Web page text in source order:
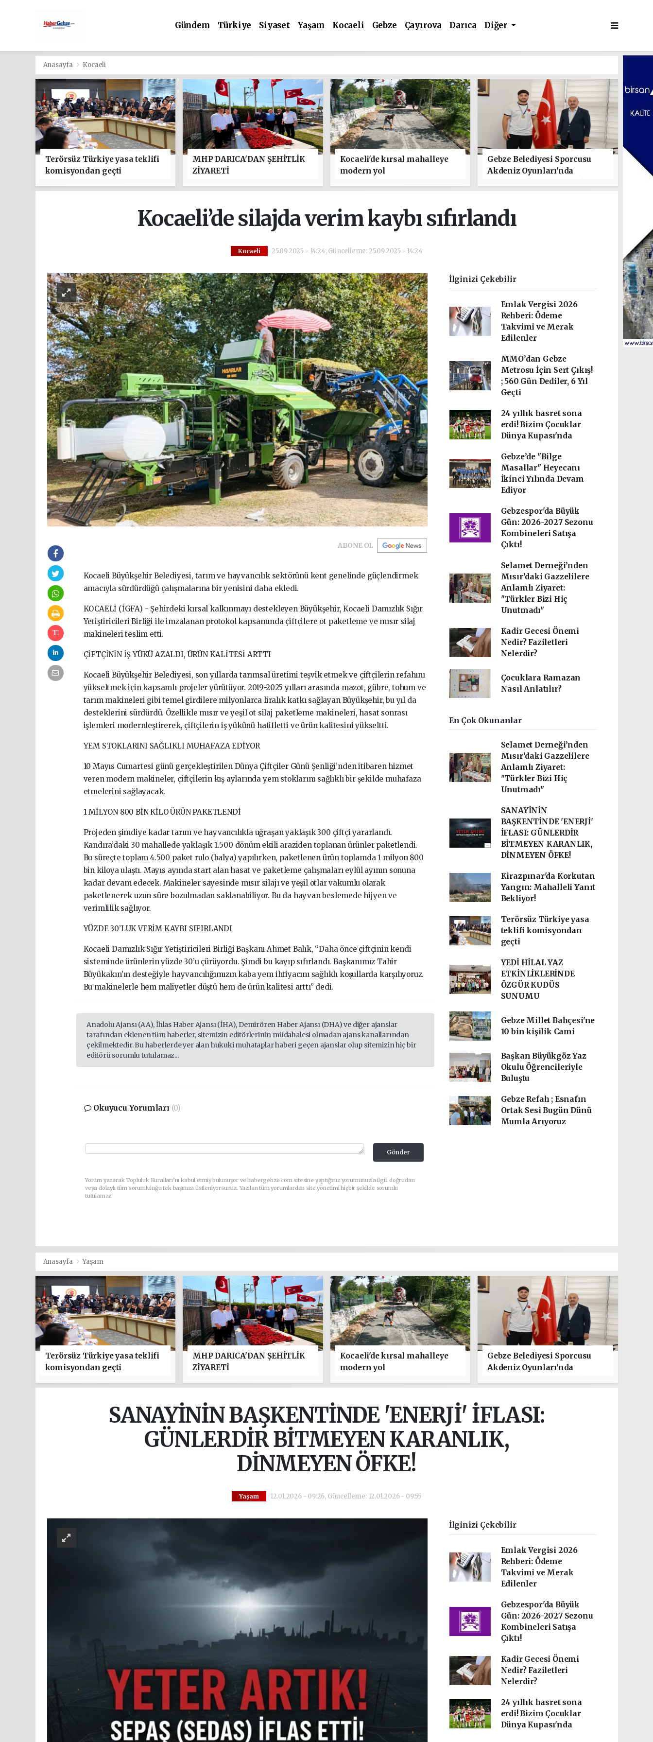
Gündem Türkiye Siyaset Yaşam Kocaeli Gebze Çayırova Darıca Diğer
Anasayfa Kocaeli
Terörsüz Türkiye yasa teklifi
komisyondan geçti
MHP DARICA'DAN ŞEHİTLİK
ZİYARETİ
Kocaeli'de kırsal mahalleye
modern yol
Gebze Belediyesi Sporcusu
Akdeniz Oyunları'nda
Kocaeli’de silajda verim kaybı sıfırlandı
Kocaeli 25.09.2025 - 14:24, Güncelleme: 25.09.2025 - 14:24
ABONE OL
Kocaeli Büyükşehir Belediyesi, tarım ve hayvancılık sektörünü kent genelinde güçlendirmek
amacıyla sürdürdüğü çalışmalarına bir yenisini daha ekledi.
KOCAELİ (İGFA) - Şehirdeki kırsal kalkınmayı destekleyen Büyükşehir, Kocaeli Damızlık Sığır
Yetiştiricileri Birliği ile imzalanan protokol kapsamında çiftçilere ot paketleme ve mısır silaj
makineleri teslim etti.
ÇİFTÇİNİN İŞ YÜKÜ AZALDI, ÜRÜN KALİTESİ ARTTI
Kocaeli Büyükşehir Belediyesi, son yıllarda tarımsal üretimi teşvik etmek ve çiftçilerin refahını
yükseltmek için kapsamlı projeler yürütüyor. 2019-2025 yılları arasında mazot, gübre, tohum ve
tarım makineleri gibi temel girdilere milyonlarca liralık katkı sağlayan Büyükşehir, bu yıl da
desteklerini sürdürdü. Özellikle mısır ve yeşil ot silaj paketleme makineleri, hasat sonrası
işlemleri modernleştirerek, çiftçilerin iş yükünü hafifletti ve ürün kalitesini yükseltti.
YEM STOKLARINI SAĞLIKLI MUHAFAZA EDİYOR
10 Mayıs Cumartesi günü gerçekleştirilen Dünya Çiftçiler Günü Şenliği’nden itibaren hizmet
veren modern makineler, çiftçilerin kış aylarında yem stoklarını sağlıklı bir şekilde muhafaza
etmelerini sağlayacak.
1 MİLYON 800 BİN KİLO ÜRÜN PAKETLENDİ
Projeden şimdiye kadar tarım ve hayvancılıkla uğraşan yaklaşık 300 çiftçi yararlandı.
Kandıra’daki 30 mahallede yaklaşık 1.500 dönüm ekili araziden toplanan ürünler paketlendi.
Bu süreçte toplam 4.500 paket rulo (balya) yapılırken, paketlenen ürün toplamda 1 milyon 800
bin kiloya ulaştı. Mayıs ayında start alan hasat ve paketleme çalışmaları eylül ayının sonuna
kadar devam edecek. Makineler sayesinde mısır silajı ve yeşil otlar vakumlu olarak
paketlenerek uzun süre bozulmadan saklanabiliyor. Bu da hayvan beslemede hijyen ve
verimlilik sağlıyor.
YÜZDE 30’LUK VERİM KAYBI SIFIRLANDI
Kocaeli Damızlık Sığır Yetiştiricileri Birliği Başkanı Ahmet Balık, “Daha önce çiftçinin kendi
sisteminde ürünlerin yüzde 30’u çürüyordu. Şimdi bu kayıp sıfırlandı. Başkanımız Tahir
Büyükakın’ın desteğiyle hayvancılığımızın kaba yem ihtiyacını sağlıklı koşullarda karşılıyoruz.
Bu makinelerle hem maliyetler düştü hem de ürün kalitesi arttı” dedi.
Anadolu Ajansı (AA), İhlas Haber Ajansı (İHA), Demirören Haber Ajansı (DHA) ve diğer ajanslar
tarafından eklenen tüm haberler, sitemizin editörlerinin müdahalesi olmadan ajans kanallarından
çekilmektedir. Bu haberlerde yer alan hukuki muhataplar haberi geçen ajanslar olup sitemizin hiç bir
editörü sorumlu tutulamaz...
Okuyucu Yorumları (0)
Gönder
Yorum yazarak Topluluk Kuralları’nı kabul etmiş bulunuyor ve habergebze.com sitesine yaptığınız yorumunuzla ilgili doğrudan
veya dolaylı tüm sorumluluğu tek başınıza üstleniyorsunuz. Yazılan tüm yorumlardan site yönetimi hiçbir şekilde sorumlu
tutulamaz.
İlginizi Çekebilir
Emlak Vergisi 2026
Rehberi: Ödeme
Takvimi ve Merak
Edilenler
MMO’dan Gebze
Metrosu İçin Sert Çıkış!
; 560 Gün Dediler, 6 Yıl
Geçti
24 yıllık hasret sona
erdi! Bizim Çocuklar
Dünya Kupası'nda
Gebze’de "Bilge
Masallar" Heyecanı
İkinci Yılında Devam
Ediyor
Gebzespor'da Büyük
Gün: 2026-2027 Sezonu
Kombineleri Satışa
Çıktı!
Selamet Derneği’nden
Mısır’daki Gazzelilere
Anlamlı Ziyaret:
"Türkler Bizi Hiç
Unutmadı"
Kadir Gecesi Önemi
Nedir? Faziletleri
Nelerdir?
Çocuklara Ramazan
Nasıl Anlatılır?
En Çok Okunanlar
Selamet Derneği’nden
Mısır’daki Gazzelilere
Anlamlı Ziyaret:
"Türkler Bizi Hiç
Unutmadı"
SANAYİNİN
BAŞKENTİNDE 'ENERJİ'
İFLASI: GÜNLERDİR
BİTMEYEN KARANLIK,
DİNMEYEN ÖFKE!
Kirazpınar'da Korkutan
Yangın: Mahalleli Yanıt
Bekliyor!
Terörsüz Türkiye yasa
teklifi komisyondan
geçti
YEDİ HİLAL YAZ
ETKİNLİKLERİNDE
ÖZGÜR KUDÜS
SUNUMU
Gebze Millet Bahçesi'ne
10 bin kişilik Cami
Başkan Büyükgöz Yaz
Okulu Öğrencileriyle
Buluştu
Gebze Refah ; Esnafın
Ortak Sesi Bugün Dünü
Mumla Arıyoruz
Anasayfa Yaşam
Terörsüz Türkiye yasa teklifi
komisyondan geçti
MHP DARICA'DAN ŞEHİTLİK
ZİYARETİ
Kocaeli'de kırsal mahalleye
modern yol
Gebze Belediyesi Sporcusu
Akdeniz Oyunları'nda
SANAYİNİN BAŞKENTİNDE 'ENERJİ' İFLASI:
GÜNLERDİR BİTMEYEN KARANLIK,
DİNMEYEN ÖFKE!
Yaşam 12.01.2026 - 09:26, Güncelleme: 12.01.2026 - 09:55
İlginizi Çekebilir
Emlak Vergisi 2026
Rehberi: Ödeme
Takvimi ve Merak
Edilenler
Gebzespor'da Büyük
Gün: 2026-2027 Sezonu
Kombineleri Satışa
Çıktı!
Kadir Gecesi Önemi
Nedir? Faziletleri
Nelerdir?
24 yıllık hasret sona
erdi! Bizim Çocuklar
Dünya Kupası'nda